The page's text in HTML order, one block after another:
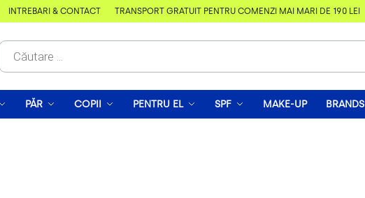
ÎNTREBĂRI & CONTACT TRANSPORT GRATUIT PENTRU COMENZI MAI MARI DE 190 LEI
PĂR COPII PENTRU EL SPF MAKE-UP BRANDS